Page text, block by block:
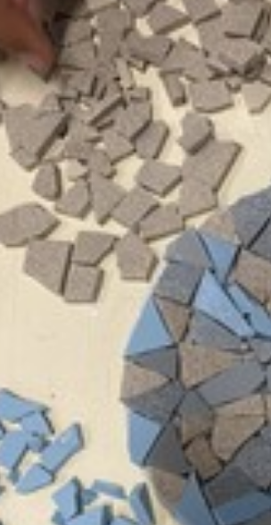
Escola Secundária do
Castêlo da Maia | Instalação
de Sistema de
Videovigilância
3 de Agosto, 2026
Necessidades Alimentares Especiais
(NAE) e Refeição Vegetariana |
2026/2027
30 de Julho, 2026
Projeto “BONJOUR, LE
FRANÇAIS!” | “LES CHEVALIERS
DU TEMPS”
30 de Julho, 2026
Época
23 de
22 de
alunos
22 de